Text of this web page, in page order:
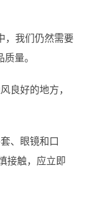
，我们仍然需要
量。
良好的地方，
、眼镜和口
接触，应立即